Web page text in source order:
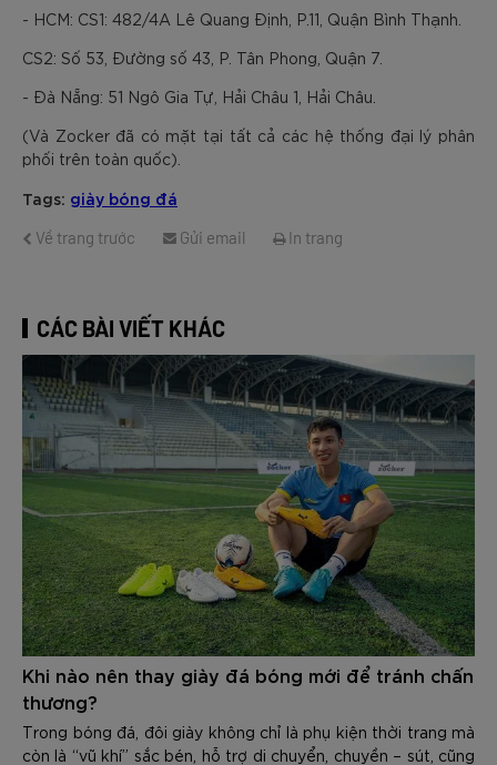
- HCM: CS1: 482/4A Lê Quang Định, P.11, Quận Bình Thạnh.
CS2: Số 53, Đường số 43, P. Tân Phong, Quận 7.
- Đà Nẵng: 51 Ngô Gia Tự, Hải Châu 1, Hải Châu.
(Và Zocker đã có mặt tại tất cả các hệ thống đại lý phân
phối trên toàn quốc).
Tags: giày bóng đá
Về trang trước Gửi email In trang
CÁC BÀI VIẾT KHÁC
Khi nào nên thay giày đá bóng mới để tránh chấn
thương?
Trong bóng đá, đôi giày không chỉ là phụ kiện thời trang mà
còn là “vũ khí” sắc bén, hỗ trợ di chuyển, chuyền – sút, cũng